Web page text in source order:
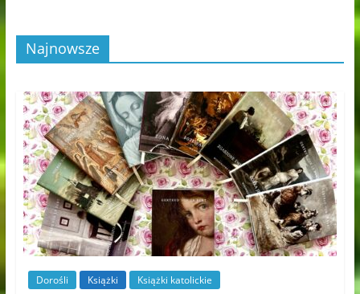
Najnowsze
Dorośli Książki Książki katolickie